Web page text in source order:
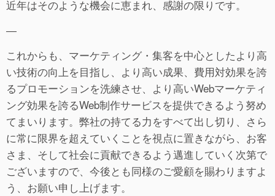
近年はそのような機会に恵まれ、感謝の限りです。
―
これからも、マーケティング・集客を中心としたより高
い技術の向上を目指し、より高い成果、費用対効果を誇
るプロモーションを洗練させ、より高いWebマーケティ
ング効果を誇るWeb制作サービスを提供できるよう努め
てまいります。弊社の持てる力をすべて出し切り、さら
に常に限界を超えていくことを視点に置きながら、お客
さま、そして社会に貢献できるよう邁進していく次第で
ございますので、今後とも同様のご愛顧を賜わりますよ
う、お願い申し上げます。